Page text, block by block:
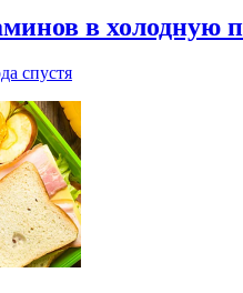
в холодную
спустя